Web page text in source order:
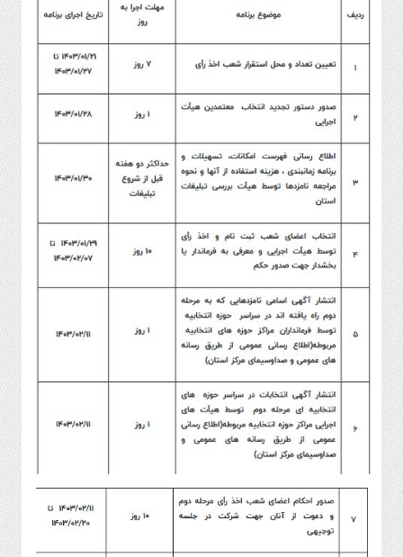
،
بیمه
و
ارز
دیجیتال
و
صنایع
غذایی
و
بین
الملل
روز